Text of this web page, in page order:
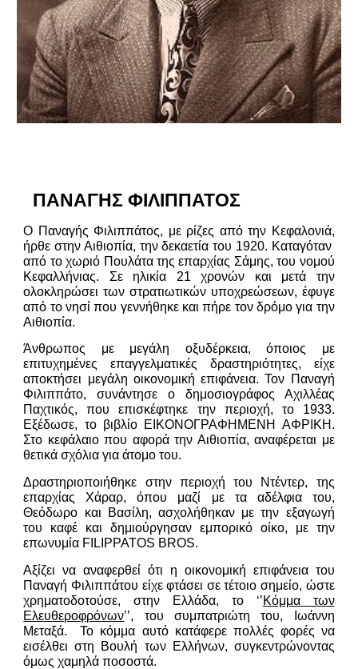
ΠΑΝΑΓΗΣ ΦΙΛΙΠΠΑΤΟΣ
Ο Παναγής Φιλιππάτος, με ρίζες από την Κεφαλονιά,
ήρθε στην Αιθιοπία, την δεκαετία του 1920. Καταγόταν
από το χωριό Πουλάτα της επαρχίας Σάμης, του νομού
Κεφαλλήνιας. Σε ηλικία 21 χρονών και μετά την
ολοκληρώσει των στρατιωτικών υποχρεώσεων, έφυγε
από το νησί που γεννήθηκε και πήρε τον δρόμο για την
Αιθιοπία.
Άνθρωπος με μεγάλη οξυδέρκεια, όποιος με
επιτυχημένες επαγγελματικές δραστηριότητες, είχε
αποκτήσει μεγάλη οικονομική επιφάνεια. Τον Παναγή
Φιλιππάτο, συνάντησε ο δημοσιογράφος Αχιλλέας
Παχτικός, που επισκέφτηκε την περιοχή, το 1933.
Εξέδωσε, το βιβλίο ΕΙΚΟΝΟΓΡΑΦΗΜΕΝΗ ΑΦΡΙΚΗ.
Στο κεφάλαιο που αφορά την Αιθιοπία, αναφέρεται με
θετικά σχόλια για άτομο του.
Δραστηριοποιήθηκε στην περιοχή του Ντέντερ, της
επαρχίας Χάραρ, όπου μαζί με τα αδέλφια του,
Θεόδωρο και Βασίλη, ασχολήθηκαν με την εξαγωγή
του καφέ και δημιούργησαν εμπορικό οίκο, με την
επωνυμία FILIPPATOS BROS.
Αξίζει να αναφερθεί ότι η οικονομική επιφάνεια του
Παναγή Φιλιππάτου είχε φτάσει σε τέτοιο σημείο, ώστε
χρηματοδοτούσε, στην Ελλάδα, το ‘’Κόμμα των
Ελευθεροφρόνων’’, του συμπατριώτη του, Ιωάννη
Μεταξά. Το κόμμα αυτό κατάφερε πολλές φορές να
εισέλθει στη Βουλή των Ελλήνων, συγκεντρώνοντας
όμως χαμηλά ποσοστά.